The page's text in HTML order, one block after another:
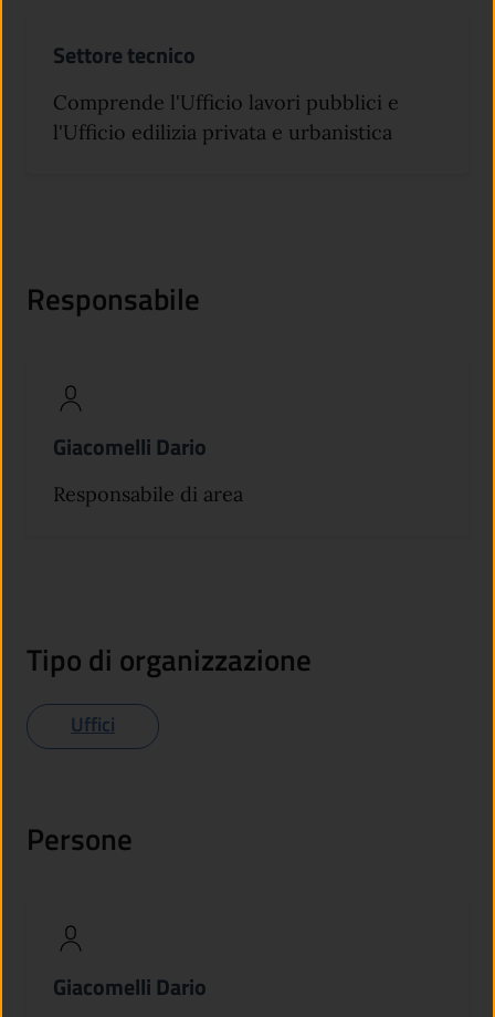
Settore tecnico
Comprende l'Ufficio lavori pubblici e
l'Ufficio edilizia privata e urbanistica
Responsabile
Giacomelli Dario
Responsabile di area
Tipo di organizzazione
Uffici
Persone
Giacomelli Dario